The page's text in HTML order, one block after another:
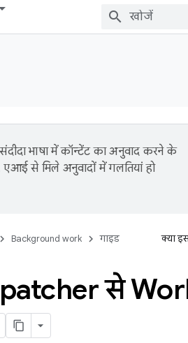
भाषा में कॉन्टेंट का अनुवाद करने के
से मिले अनुवादों में गलतियां हो
Background work गाइड क्या
से